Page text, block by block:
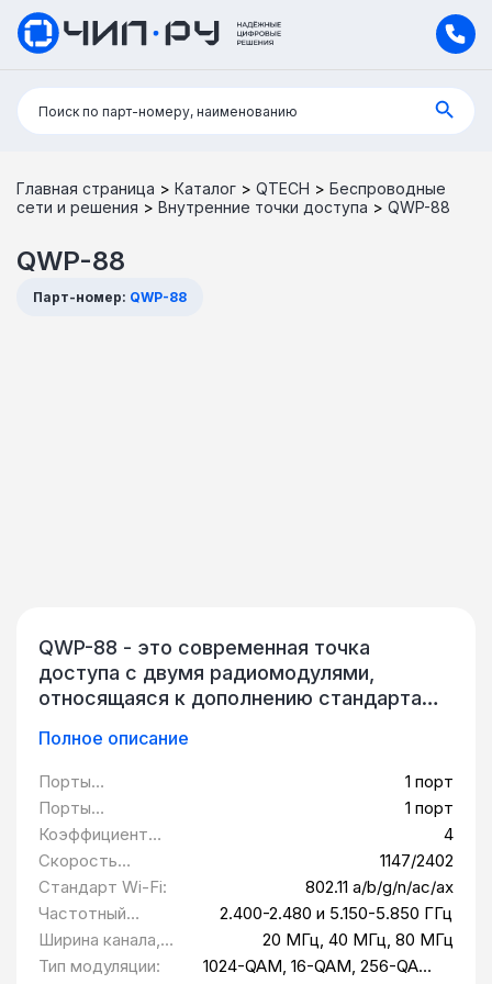
Поиск:
Поиск по парт-номеру, наименованию
Главная страница > Каталог > QTECH > Беспроводные
сети и решения > Внутренние точки доступа > QWP-88
QWP-88
Парт-номер: QWP-88
QWP-88 - это современная точка
доступа с двумя радиомодулями,
относящаяся к дополнению стандарта
для использования внутри помещений.
Точка доступа имеет конфигурацию
MIMO 4x4, оснащена встроенными
антеннами и обеспечивает высокую
скорость передачи данных и гарантирует
надежное соединение для клиентских
устройств в диапазонах 2,4 ГГц и 5 ГГц в
режимах стандарта IEEE
802.11a/b/g/n/ac/ax. QWP-88
представляет собой универсальное
Полное описание
Порты
10/100/1000/2500B
ASE-T (WAN):
1 порт
Порты
10/100/1000/2500B
ASE-T (LAN):
1 порт
Коэффициент
усиления антенны
Wi-Fi, дБи:
4
Скорость
передачи данных,
Мбит/c:
1147/2402
Стандарт Wi-Fi:
802.11 a/b/g/n/ac/ax
Частотный
диапазон:
2.400-2.480 и 5.150-5.850 ГГц
Ширина канала,
МГц:
20 МГц, 40 МГц, 80 МГц
Тип модуляции:
1024-QAM, 16-QAM, 256-QAM,